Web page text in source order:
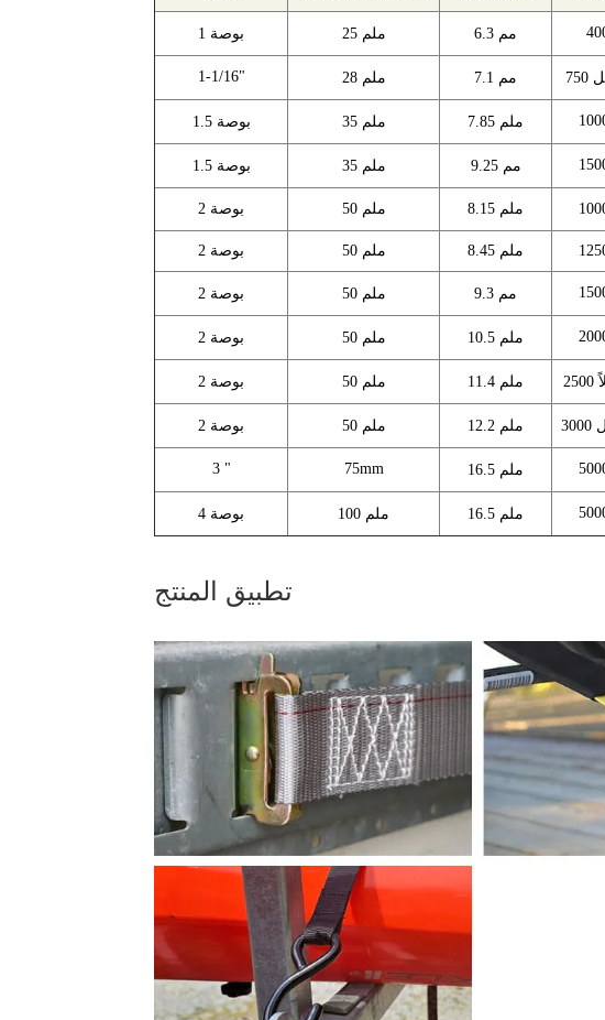
1 بوصة 25 ملم 6.3 مم
1-1/16" 28 ملم 7.1 مم
1.5 بوصة 35 ملم 7.85 ملم
1.5 بوصة 35 ملم 9.25 مم
2 بوصة 50 ملم 8.15 ملم
2 بوصة 50 ملم 8.45 ملم
2 بوصة 50 ملم 9.3 مم
2 بوصة 50 ملم 10.5 ملم
2 بوصة 50 ملم 11.4 ملم
2 بوصة 50 ملم 12.2 ملم
3 " 75mm 16.5 ملم
4 بوصة 100 ملم 16.5 ملم
تطبيق المنتج